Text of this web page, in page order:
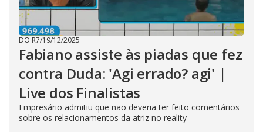
DO R7/19/12/2025
Fabiano assiste às piadas que fez
contra Duda: 'Agi errado? agi' |
Live dos Finalistas
Empresário admitiu que não deveria ter feito comentários
sobre os relacionamentos da atriz no reality